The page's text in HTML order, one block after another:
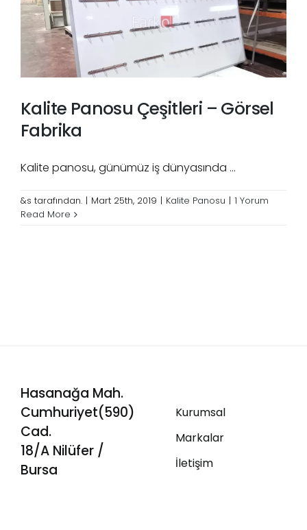
Kalite Panosu Çeşitleri – Görsel
Fabrika
Kalite panosu, günümüz iş dünyasında ...
&s tarafından. | Mart 25th, 2019 | Kalite Panosu | 1 Yorum
Read More
Hasanağa Mah.
Cumhuriyet(590)
Cad.
18/A Nilüfer /
Bursa
Kurumsal
Markalar
İletişim